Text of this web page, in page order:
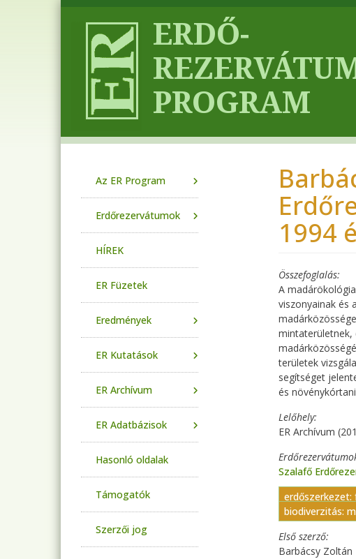
1994
Összefoglalás
A
viszonyainak és
mintaterületnek,
területek
segítséget
és
Lelőhely
ER Archívum
Szalafő
erdőszerkezet:
biodiverzitás:
Első szerző
Barbácsy Zoltán
Az ER Program
Erdőrezervátumok
HÍREK
ER Füzetek
Eredmények
ER Kutatások
ER Archívum
ER Adatbázisok
Hasonló oldalak
Támogatók
Szerzői jog